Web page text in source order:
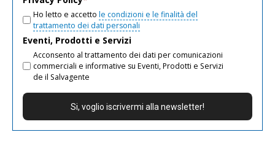
Ho letto e accetto le condizioni e le finalità del
trattamento dei dati personali
Eventi, Prodotti e Servizi
Acconsento al trattamento dei dati per comunicazioni
commerciali e informative su Eventi, Prodotti e Servizi
de il Salvagente